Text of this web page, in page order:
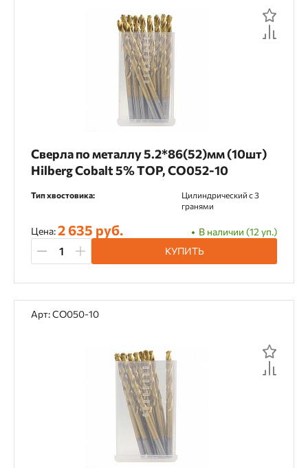
Сверла по металлу 5.2*86(52)мм (10шт)
Hilberg Cobalt 5% TOP, CO052-10
Тип хвостовика:
Цилиндрический c 3
гранями
Цена:2 635 руб.
В наличии (12 уп.)
КУПИТЬ
Арт: CO050-10